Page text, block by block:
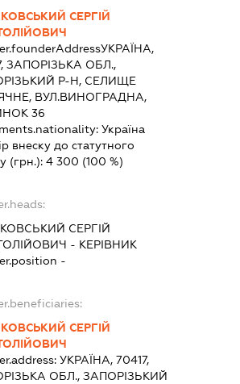
СЕРГІЙ
УКРАЇНА,
ЗАПОРІЗЬКА ОБЛ.,
Р-Н, СЕЛИЩЕ
ВУЛ.ВИНОГРАДНА,
36
Україна
внеску до статутного
(грн.):4 300 (100 %)
СЕРГІЙ
- КЕРІВНИК
-
СЕРГІЙ
УКРАЇНА, 70417,
ОБЛ., ЗАПОРІЗЬКИЙ